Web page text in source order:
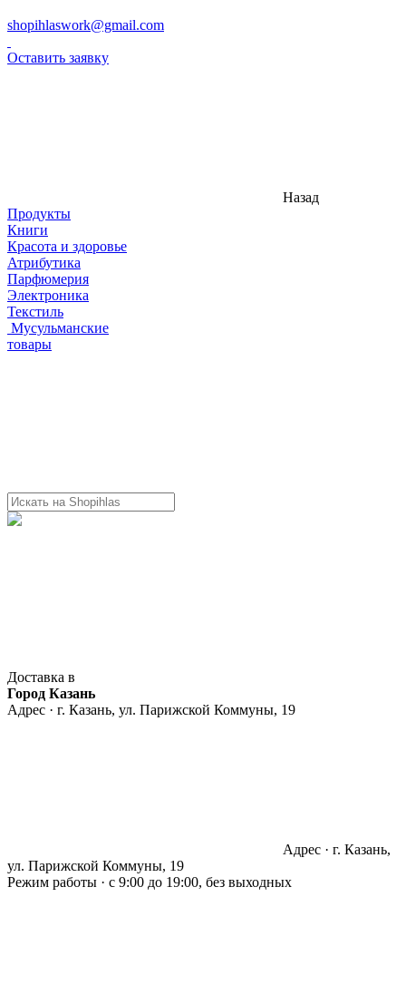
shopihlaswork@gmail.com
Оставить заявку
Назад
Продукты
Книги
Красота и здоровье
Атрибутика
Парфюмерия
Электроника
Текстиль
Мусульманские
товары
Доставка в
Город Казань
Адрес · г. Казань, ул. Парижской Коммуны, 19
Адрес · г. Казань,
ул. Парижской Коммуны, 19
Режим работы · с 9:00 до 19:00, без выходных